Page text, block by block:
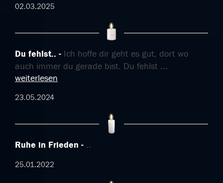
02.03.2025
Du fehlst..
Ich hoffe dir geht es gut, dort wo
auch immer du gerade bist. Du fehlst ...
weiterlesen
23.05.2024
Ruhe in Frieden ..
25.01.2022